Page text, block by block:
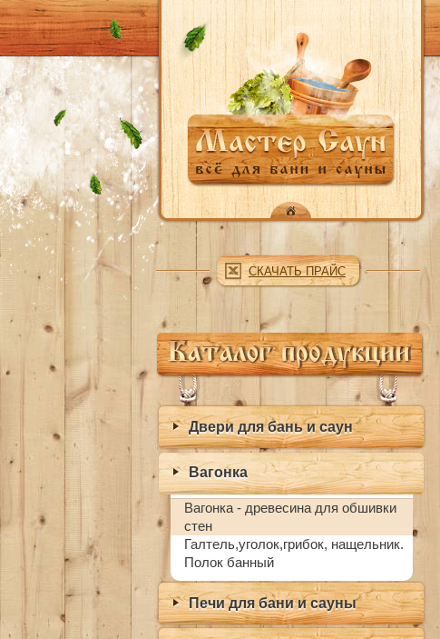
Перейти к основному содержанию
СКАЧАТЬ ПРАЙС
Двери для бань и саун
Вагонка
Вагонка - древесина для обшивки
стен
Галтель,уголок,грибок, нащельник.
Полок банный
Печи для бани и сауны